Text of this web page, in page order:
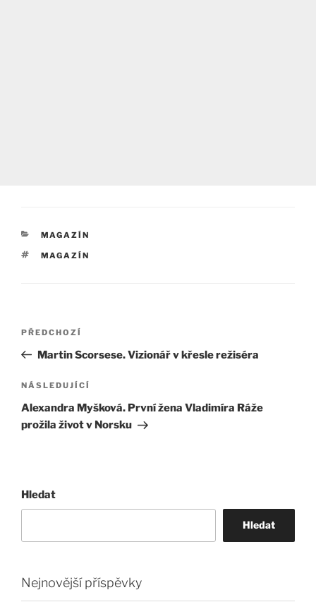
RUBRIKY
MAGAZÍN
ŠTÍTKY
MAGAZÍN
Navigace
příspěvek
Předchozí
příspěvek
PŘEDCHOZÍ
Martin Scorsese. Vizionář v křesle režiséra
Následující
příspěvek
NÁSLEDUJÍCÍ
Alexandra Myšková. První žena Vladimíra Ráže
prožila život v Norsku
Hledat
Hledat
Nejnovější příspěvky